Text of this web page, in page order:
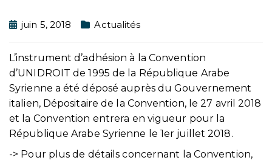
juin 5, 2018 Actualités
L’instrument d’adhésion à la Convention
d’UNIDROIT de 1995 de la République Arabe
Syrienne a été déposé auprès du Gouvernement
italien, Dépositaire de la Convention, le 27 avril 2018
et la Convention entrera en vigueur pour la
République Arabe Syrienne le 1er juillet 2018.
-> Pour plus de détails concernant la Convention,